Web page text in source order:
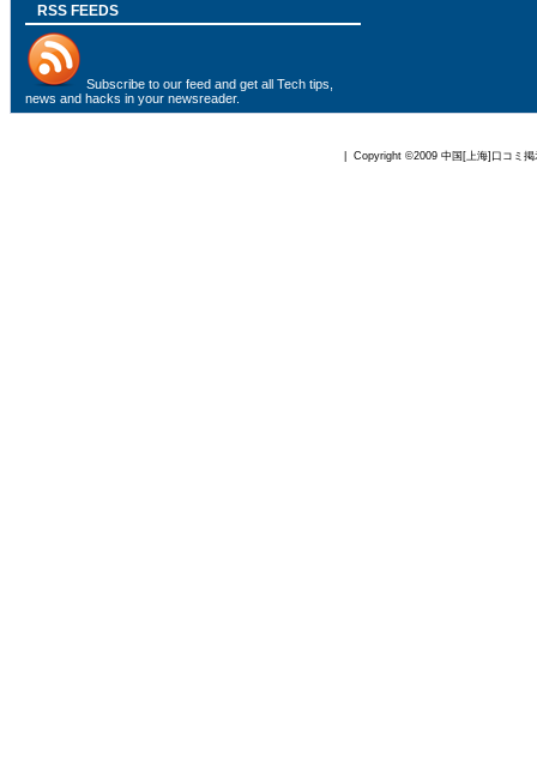
RSS FEEDS
Subscribe to our feed and get all Tech tips,
news and hacks in your newsreader.
| Copyright ©2009 中国[上海]口コミ掲